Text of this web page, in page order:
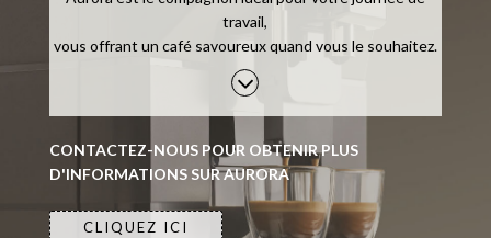
travail,
vous offrant un café savoureux quand vous le souhaitez.
CONTACTEZ-NOUS POUR OBTENIR PLUS
D'INFORMATIONS SUR AURORA
CLIQUEZ ICI